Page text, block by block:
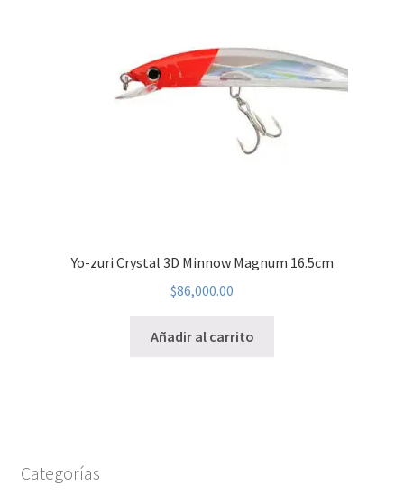
Yo-zuri Crystal 3D Minnow Magnum 16.5cm
$86,000.00
Añadir al carrito
Categorías